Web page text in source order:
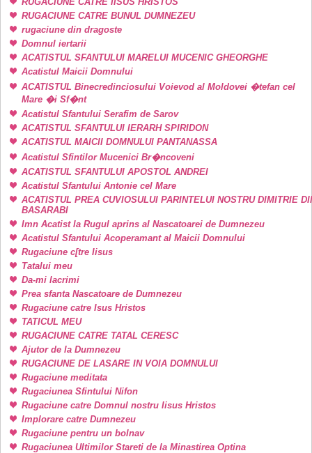
RUGACIUNE CATRE BUNUL DUMNEZEU
rugaciune din dragoste
Domnul iertarii
ACATISTUL SFANTULUI MARELUI MUCENIC GHEORGHE
Acatistul Maicii Domnului
ACATISTUL Binecredinciosului Voievod al Moldovei �tefan cel
Mare �i Sf�nt
Acatistul Sfantului Serafim de Sarov
ACATISTUL SFANTULUI IERARH SPIRIDON
ACATISTUL MAICII DOMNULUI PANTANASSA
Acatistul Sfintilor Mucenici Br�ncoveni
ACATISTUL SFANTULUI APOSTOL ANDREI
Acatistul Sfantului Antonie cel Mare
ACATISTUL PREA CUVIOSULUI PARINTELUI NOSTRU DIMITRIE
BASARABI
Imn Acatist la Rugul aprins al Nascatoarei de Dumnezeu
Acatistul Sfantului Acoperamant al Maicii Domnului
Rugaciune c[tre Iisus
Tatalui meu
Da-mi lacrimi
Prea sfanta Nascatoare de Dumnezeu
Rugaciune catre Isus Hristos
TATICUL MEU
RUGACIUNE CATRE TATAL CERESC
Ajutor de la Dumnezeu
RUGACIUNE DE LASARE IN VOIA DOMNULUI
Rugaciune meditata
Rugaciunea Sfintului Nifon
Rugaciune catre Domnul nostru Iisus Hristos
Implorare catre Dumnezeu
Rugaciune pentru un bolnav
Rugaciunea Ultimilor Stareti de la Minastirea Optina